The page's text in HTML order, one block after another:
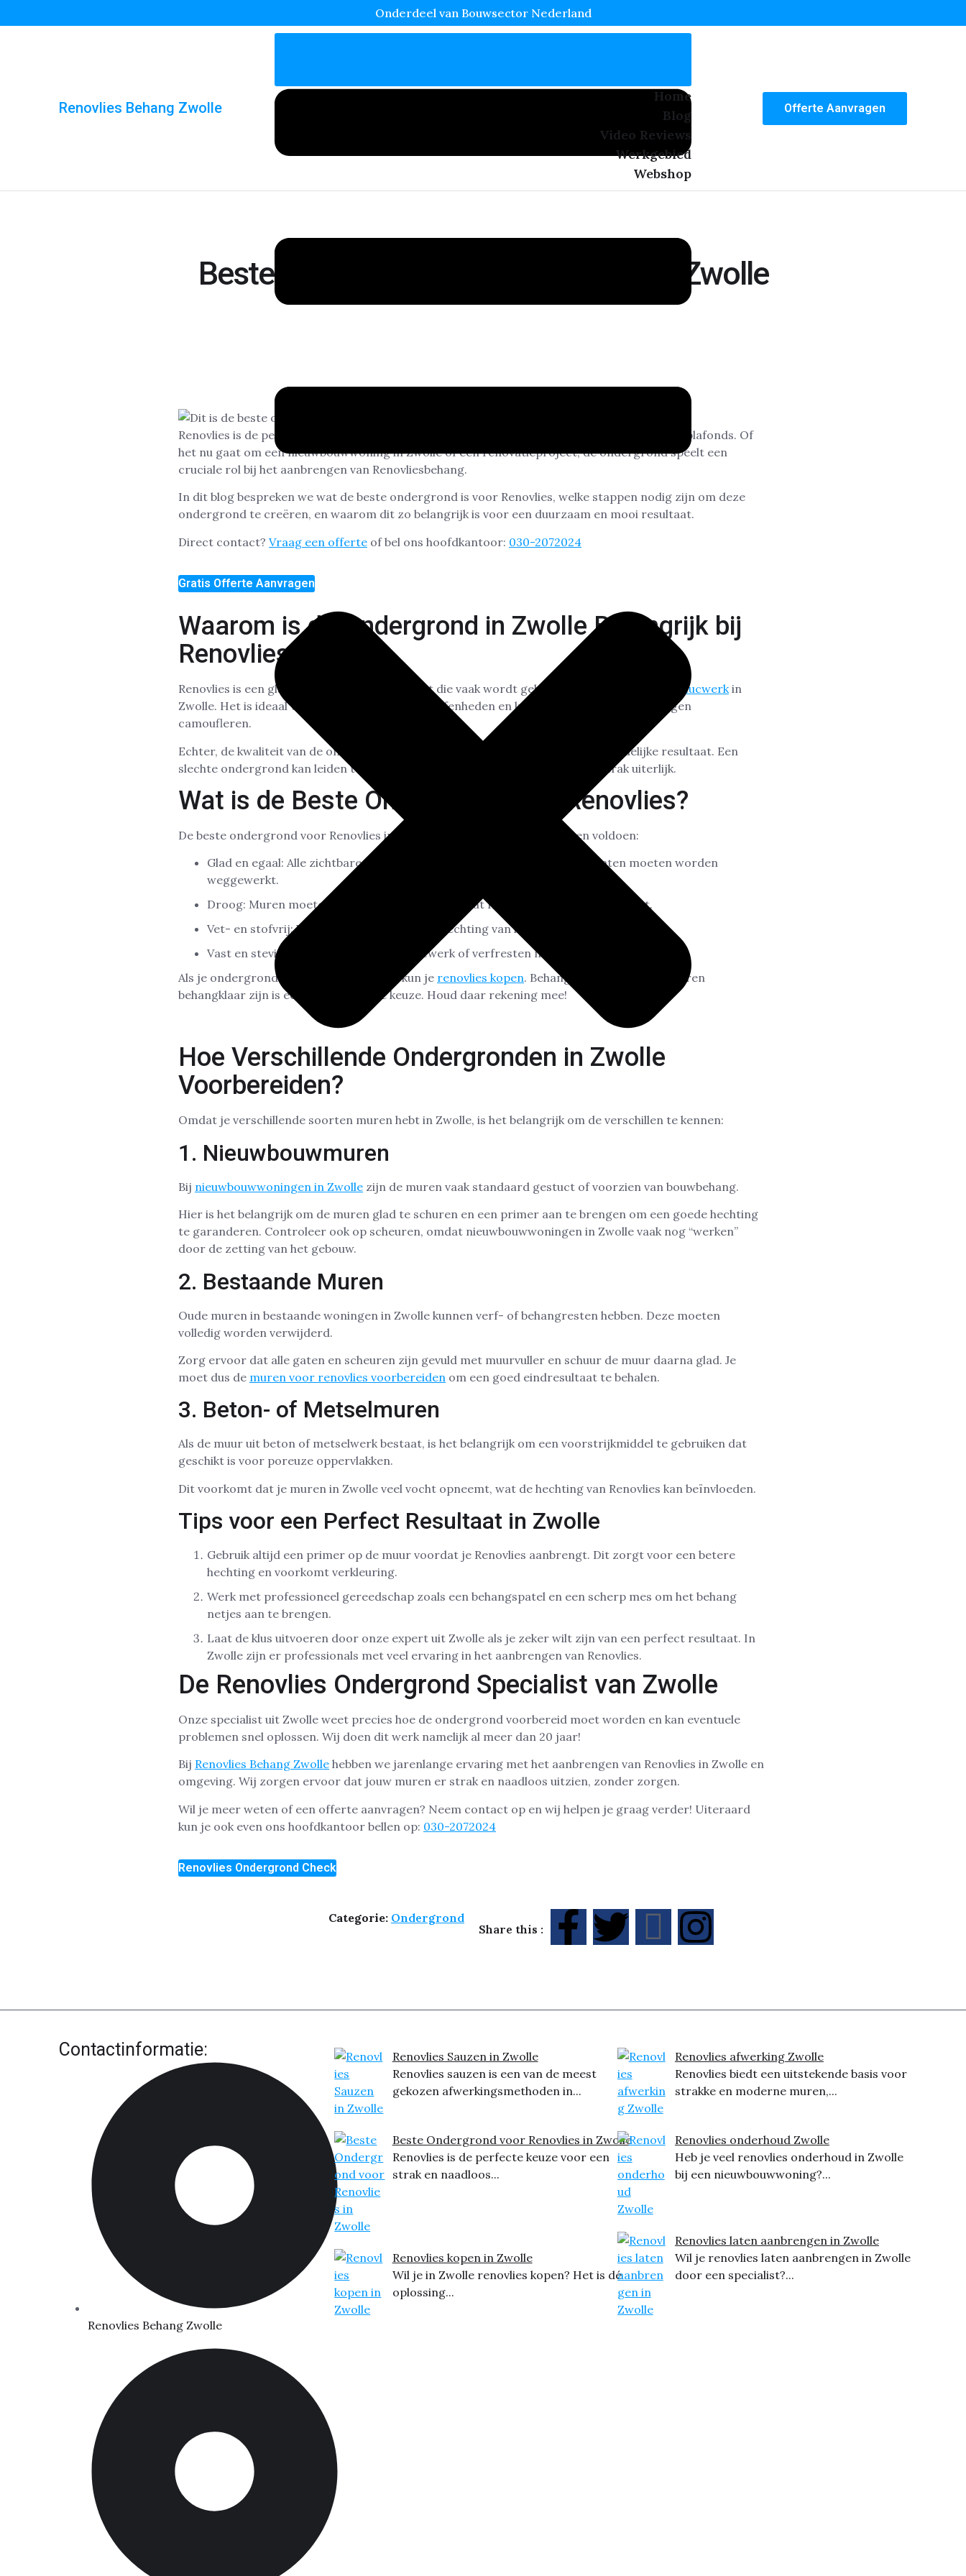
Onderdeel van Bouwsector Nederland
Renovlies Behang Zwolle
Home
Blog
Video Reviews
Werkgebied
Webshop
Offerte Aanvragen
Beste Ondergrond Voor Renovlies In Zwolle
Renovlies is de perfecte keuze voor een strak en naadloos afgewerkt resultaat op muren en plafonds. Of
het nu gaat om een nieuwbouwwoning in Zwolle of een renovatieproject, de ondergrond speelt een
cruciale rol bij het aanbrengen van Renovliesbehang.
In dit blog bespreken we wat de beste ondergrond is voor Renovlies, welke stappen nodig zijn om deze
ondergrond te creëren, en waarom dit zo belangrijk is voor een duurzaam en mooi resultaat.
Direct contact? Vraag een offerte of bel ons hoofdkantoor: 030-2072024
Gratis Offerte Aanvragen
Waarom is de Ondergrond in Zwolle Belangrijk bij
Renovlies?
Renovlies is een gladde en sterke behangsoort die vaak wordt gebruikt als alternatief voor stucwerkin
Zwolle. Het is ideaal voor muren met kleine oneffenheden en kan scheuren of beschadigingen
camoufleren.
Echter, de kwaliteit van de ondergrond van je woning in Zwolle bepaalt het uiteindelijke resultaat. Een
slechte ondergrond kan leiden tot bobbels, loslatend behang, en een minder strak uiterlijk.
Wat is de Beste Ondergrond voor Renovlies?
De beste ondergrond voor Renovlies in Zwolle moet aan de volgende eisen voldoen:
Glad en egaal: Alle zichtbare oneffenheden zoals hobbels, scheuren en gaten moeten worden
weggewerkt.
Droog: Muren moeten volledig droog zijn voordat Renovlies wordt aangebracht.
Vet- en stofvrij: Vuil, stof of vet kunnen de hechting van het behang verminderen.
Vast en stevig: Losse delen van oud stucwerk of verfresten moeten worden verwijderd.
Als je ondergrond in Zwolle goed is, dan kun je renovlies kopen. Behangen zonder dat de muren
behangklaar zijn is een onverstandige keuze. Houd daar rekening mee!
Hoe Verschillende Ondergronden in Zwolle
Voorbereiden?
Omdat je verschillende soorten muren hebt in Zwolle, is het belangrijk om de verschillen te kennen:
1. Nieuwbouwmuren
Bij nieuwbouwwoningen in Zwolle zijn de muren vaak standaard gestuct of voorzien van bouwbehang.
Hier is het belangrijk om de muren glad te schuren en een primer aan te brengen om een goede hechting
te garanderen. Controleer ook op scheuren, omdat nieuwbouwwoningen in Zwolle vaak nog “werken”
door de zetting van het gebouw.
2. Bestaande Muren
Oude muren in bestaande woningen in Zwolle kunnen verf- of behangresten hebben. Deze moeten
volledig worden verwijderd.
Zorg ervoor dat alle gaten en scheuren zijn gevuld met muurvuller en schuur de muur daarna glad. Je
moet dus de muren voor renovlies voorbereiden om een goed eindresultaat te behalen.
3. Beton- of Metselmuren
Als de muur uit beton of metselwerk bestaat, is het belangrijk om een voorstrijkmiddel te gebruiken dat
geschikt is voor poreuze oppervlakken.
Dit voorkomt dat je muren in Zwolle veel vocht opneemt, wat de hechting van Renovlies kan beïnvloeden.
Tips voor een Perfect Resultaat in Zwolle
Gebruik altijd een primer op de muur voordat je Renovlies aanbrengt. Dit zorgt voor een betere
hechting en voorkomt verkleuring.
Werk met professioneel gereedschap zoals een behangspatel en een scherp mes om het behang
netjes aan te brengen.
Laat de klus uitvoeren door onze expert uit Zwolle als je zeker wilt zijn van een perfect resultaat. In
Zwolle zijn er professionals met veel ervaring in het aanbrengen van Renovlies.
De Renovlies Ondergrond Specialist van Zwolle
Onze specialist uit Zwolle weet precies hoe de ondergrond voorbereid moet worden en kan eventuele
problemen snel oplossen. Wij doen dit werk namelijk al meer dan 20 jaar!
Bij Renovlies Behang Zwolle hebben we jarenlange ervaring met het aanbrengen van Renovlies in Zwolle en
omgeving. Wij zorgen ervoor dat jouw muren er strak en naadloos uitzien, zonder zorgen.
Wil je meer weten of een offerte aanvragen? Neem contact op en wij helpen je graag verder! Uiteraard
kun je ook even ons hoofdkantoor bellen op: 030-2072024
Renovlies Ondergrond Check
Categorie: Ondergrond
Share this :
Contactinformatie:
Renovlies Behang Zwolle
Renovlies Sauzen in Zwolle
Renovlies sauzen is een van de meest
gekozen afwerkingsmethoden in...
Beste Ondergrond voor Renovlies in Zwolle
Renovlies is de perfecte keuze voor een
strak en naadloos...
Renovlies kopen in Zwolle
Wil je in Zwolle renovlies kopen? Het is dé
oplossing...
Renovlies afwerking Zwolle
Renovlies biedt een uitstekende basis voor
strakke en moderne muren,...
Renovlies onderhoud Zwolle
Heb je veel renovlies onderhoud in Zwolle
bij een nieuwbouwwoning?...
Renovlies laten aanbrengen in Zwolle
Wil je renovlies laten aanbrengen in Zwolle
door een specialist?...